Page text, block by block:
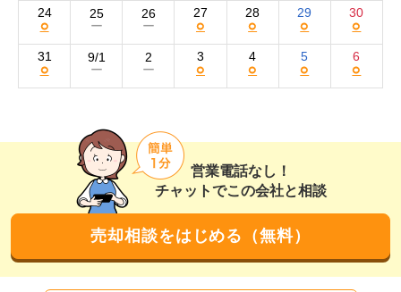
営業電話なし！
チャットでこの会社と相談
売却相談をはじめる（無料）
24
○
25
ー
26
ー
27
○
28
○
29
○
30
○
31
○
9/1
ー
2
ー
3
○
4
○
5
○
6
○
トのSUUMO、at home、HOME'Sに掲載。
魅力が伝わる紹介文の作成やこまめな情報更新を行い、
買い手を集客しています。
独自のネットワークも活用することで、インターネット
以外からの反響獲得も狙います。
さらに、これまでお取引のあった方から新しいお客様を
ご紹介いただくことが多い点も、お客様第一主義で地域
買取やリースバックも可能！他社で断られた物